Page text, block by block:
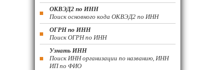
ОКВЭД2 по ИНН
Поиск основного кода ОКВЭД2 по ИНН
ОГРН по ИНН
Поиск ОГРН по ИНН
Узнать ИНН
Поиск ИНН организации по названию, ИНН
ИП по ФИО